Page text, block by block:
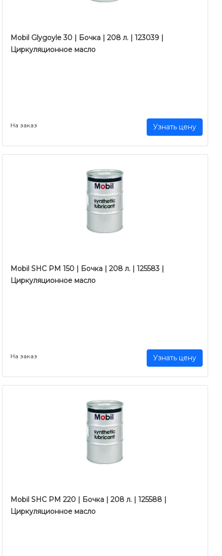
Mobil Glygoyle 30 | Бочка | 208 л. | 123039 |
Циркуляционное масло
На заказ Узнать цену
Mobil SHC PM 150 | Бочка | 208 л. | 125583 |
Циркуляционное масло
На заказ Узнать цену
Mobil SHC PM 220 | Бочка | 208 л. | 125588 |
Циркуляционное масло